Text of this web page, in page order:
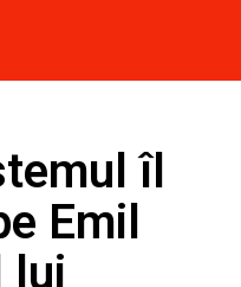
îl
Emil
lui